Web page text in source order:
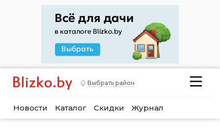
Выбрать район
Новости Каталог Скидки Журнал